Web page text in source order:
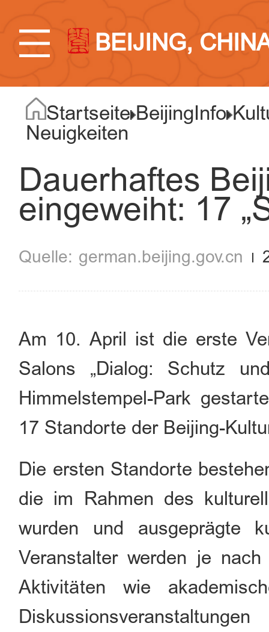
BEIJING,
Startseite BeijingInfo
Neuigkeiten
Dauerhaftes
eingeweiht: 17
german.beijing.gov.cn
Am 10. April ist die erste
Salons „Dialog: Schutz
Himmelstempel-Park
17 Standorte der Beijing-
Die ersten Standorte
die im Rahmen des
wurden und ausgeprägte
Veranstalter werden je
Aktivitäten wie